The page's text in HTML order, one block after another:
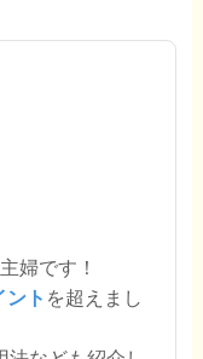
婦です！
ント を超えまし